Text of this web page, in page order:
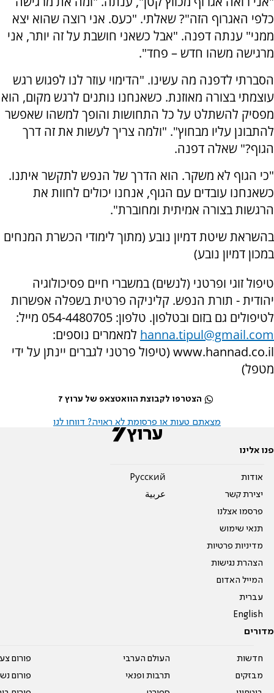
כלפי האגרוף הזה"? שאלתי. "כעס. אני רוצה שהוא יצא
ממני" ענתה דפנה. "אבל כשאני חושבת על זה יותר, אני
מרגישה משהו חדש – פחד".
הסברתי לדפנה מה עשינו. "הדימוי עוזר לנו לפגוש רגש
עוצמתי בצורה מאוזנת. כשאנחנו נותנים לרגש מקום, הוא
מפסיק להשתלט על כל התחושות והופך למשהו שאפשר
להתבונן עליו מבחוץ". "ולמה צריך לעשות את זה דרך
הגוף?" שאלה דפנה.
"כי הגוף לא משקר. הוא הדרך של הנפש לתקשר איתנו.
כשאנחנו עובדים עם הגוף, אנחנו יכולים לחוות את
הרגשות בצורה אמיתית ומחוברת".
בהשראת שיטת דמיון נובע (מתוך לימודי הכשרת המנחים
במכון דמיון נובע)
טיפול זוגי ופרטני (לנשים) במשברי חיים פסיכולוגיה
יהודית - תורת הנפש. קליניקה פרטית בשפלה אפשרות
לטיפולים גם בזום ובטלפון. טלפון: 054-4480705 מייל:
hanna.tipul@gmail.com למאמרים נוספים:
www.hannad.co.il (טיפול פרטני לגברים יינתן על ידי
מטפל)
הצטרפו לקבוצת הוואטצאפ של ערוץ 7
מצאתם טעות או פרסומת לא ראויה? דווחו לנו
פנו אלינו
אודות
יצירת קשר
פרסמו אצלנו
תנאי שימוש
מדיניות פרטיות
הצהרת נגישות
המייל האדום
עברית
English
Pусский
عربية
מדורים
חדשות
מבזקים
העולם הערבי
תרבות ופנאי
פורום
פורום